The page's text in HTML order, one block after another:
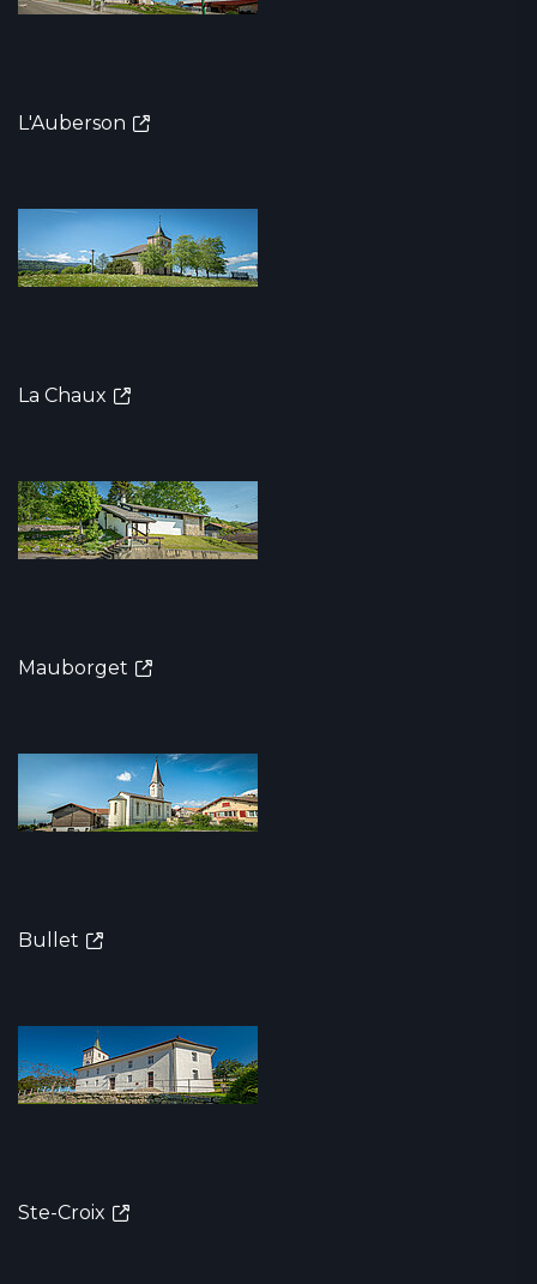
L'Auberson
La Chaux
Mauborget
Bullet
Ste-Croix